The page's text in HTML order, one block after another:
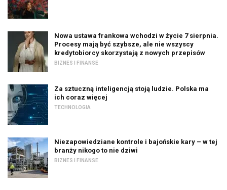
Nowa ustawa frankowa wchodzi w życie 7 sierpnia.
Procesy mają być szybsze, ale nie wszyscy
kredytobiorcy skorzystają z nowych przepisów
BIZNES I FINANSE
Za sztuczną inteligencją stoją ludzie. Polska ma
ich coraz więcej
TECHNOLOGIA
Niezapowiedziane kontrole i bajońskie kary – w tej
branży nikogo to nie dziwi
BIZNES I FINANSE